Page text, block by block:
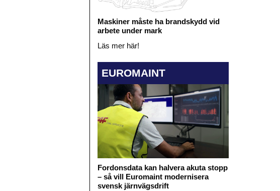
Maskiner måste ha brandskydd vid
arbete under mark
Läs mer här!
EUROMAINT
Fordonsdata kan halvera akuta stopp
– så vill Euromaint modernisera
svensk järnvägsdrift